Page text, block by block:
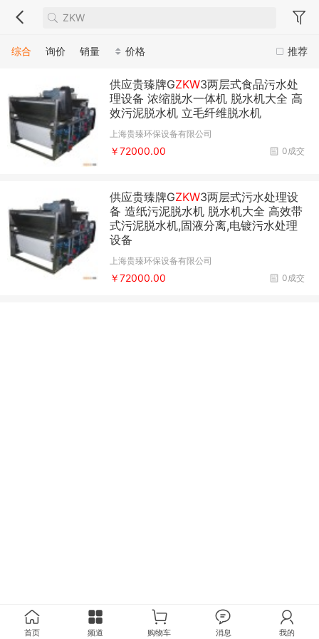
推荐
综合 询价 销量 价格
供应贵臻牌GZKW3两层式食品污水处
理设备 浓缩脱水一体机 脱水机大全 高
效污泥脱水机 立毛纤维脱水机
上海贵臻环保设备有限公司
0成交
￥72000.00
供应贵臻牌GZKW3两层式污水处理设
备 造纸污泥脱水机 脱水机大全 高效带
式污泥脱水机,固液分离,电镀污水处理
设备
上海贵臻环保设备有限公司
0成交
￥72000.00
首页 频道 购物车 消息 我的